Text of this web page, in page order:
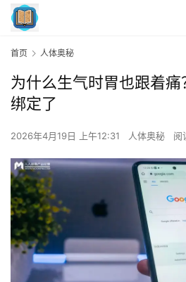
首页 人体奥秘
为什么生气时胃也跟着
绑定了
2026年4月19日 上午12:31 人体奥秘 阅